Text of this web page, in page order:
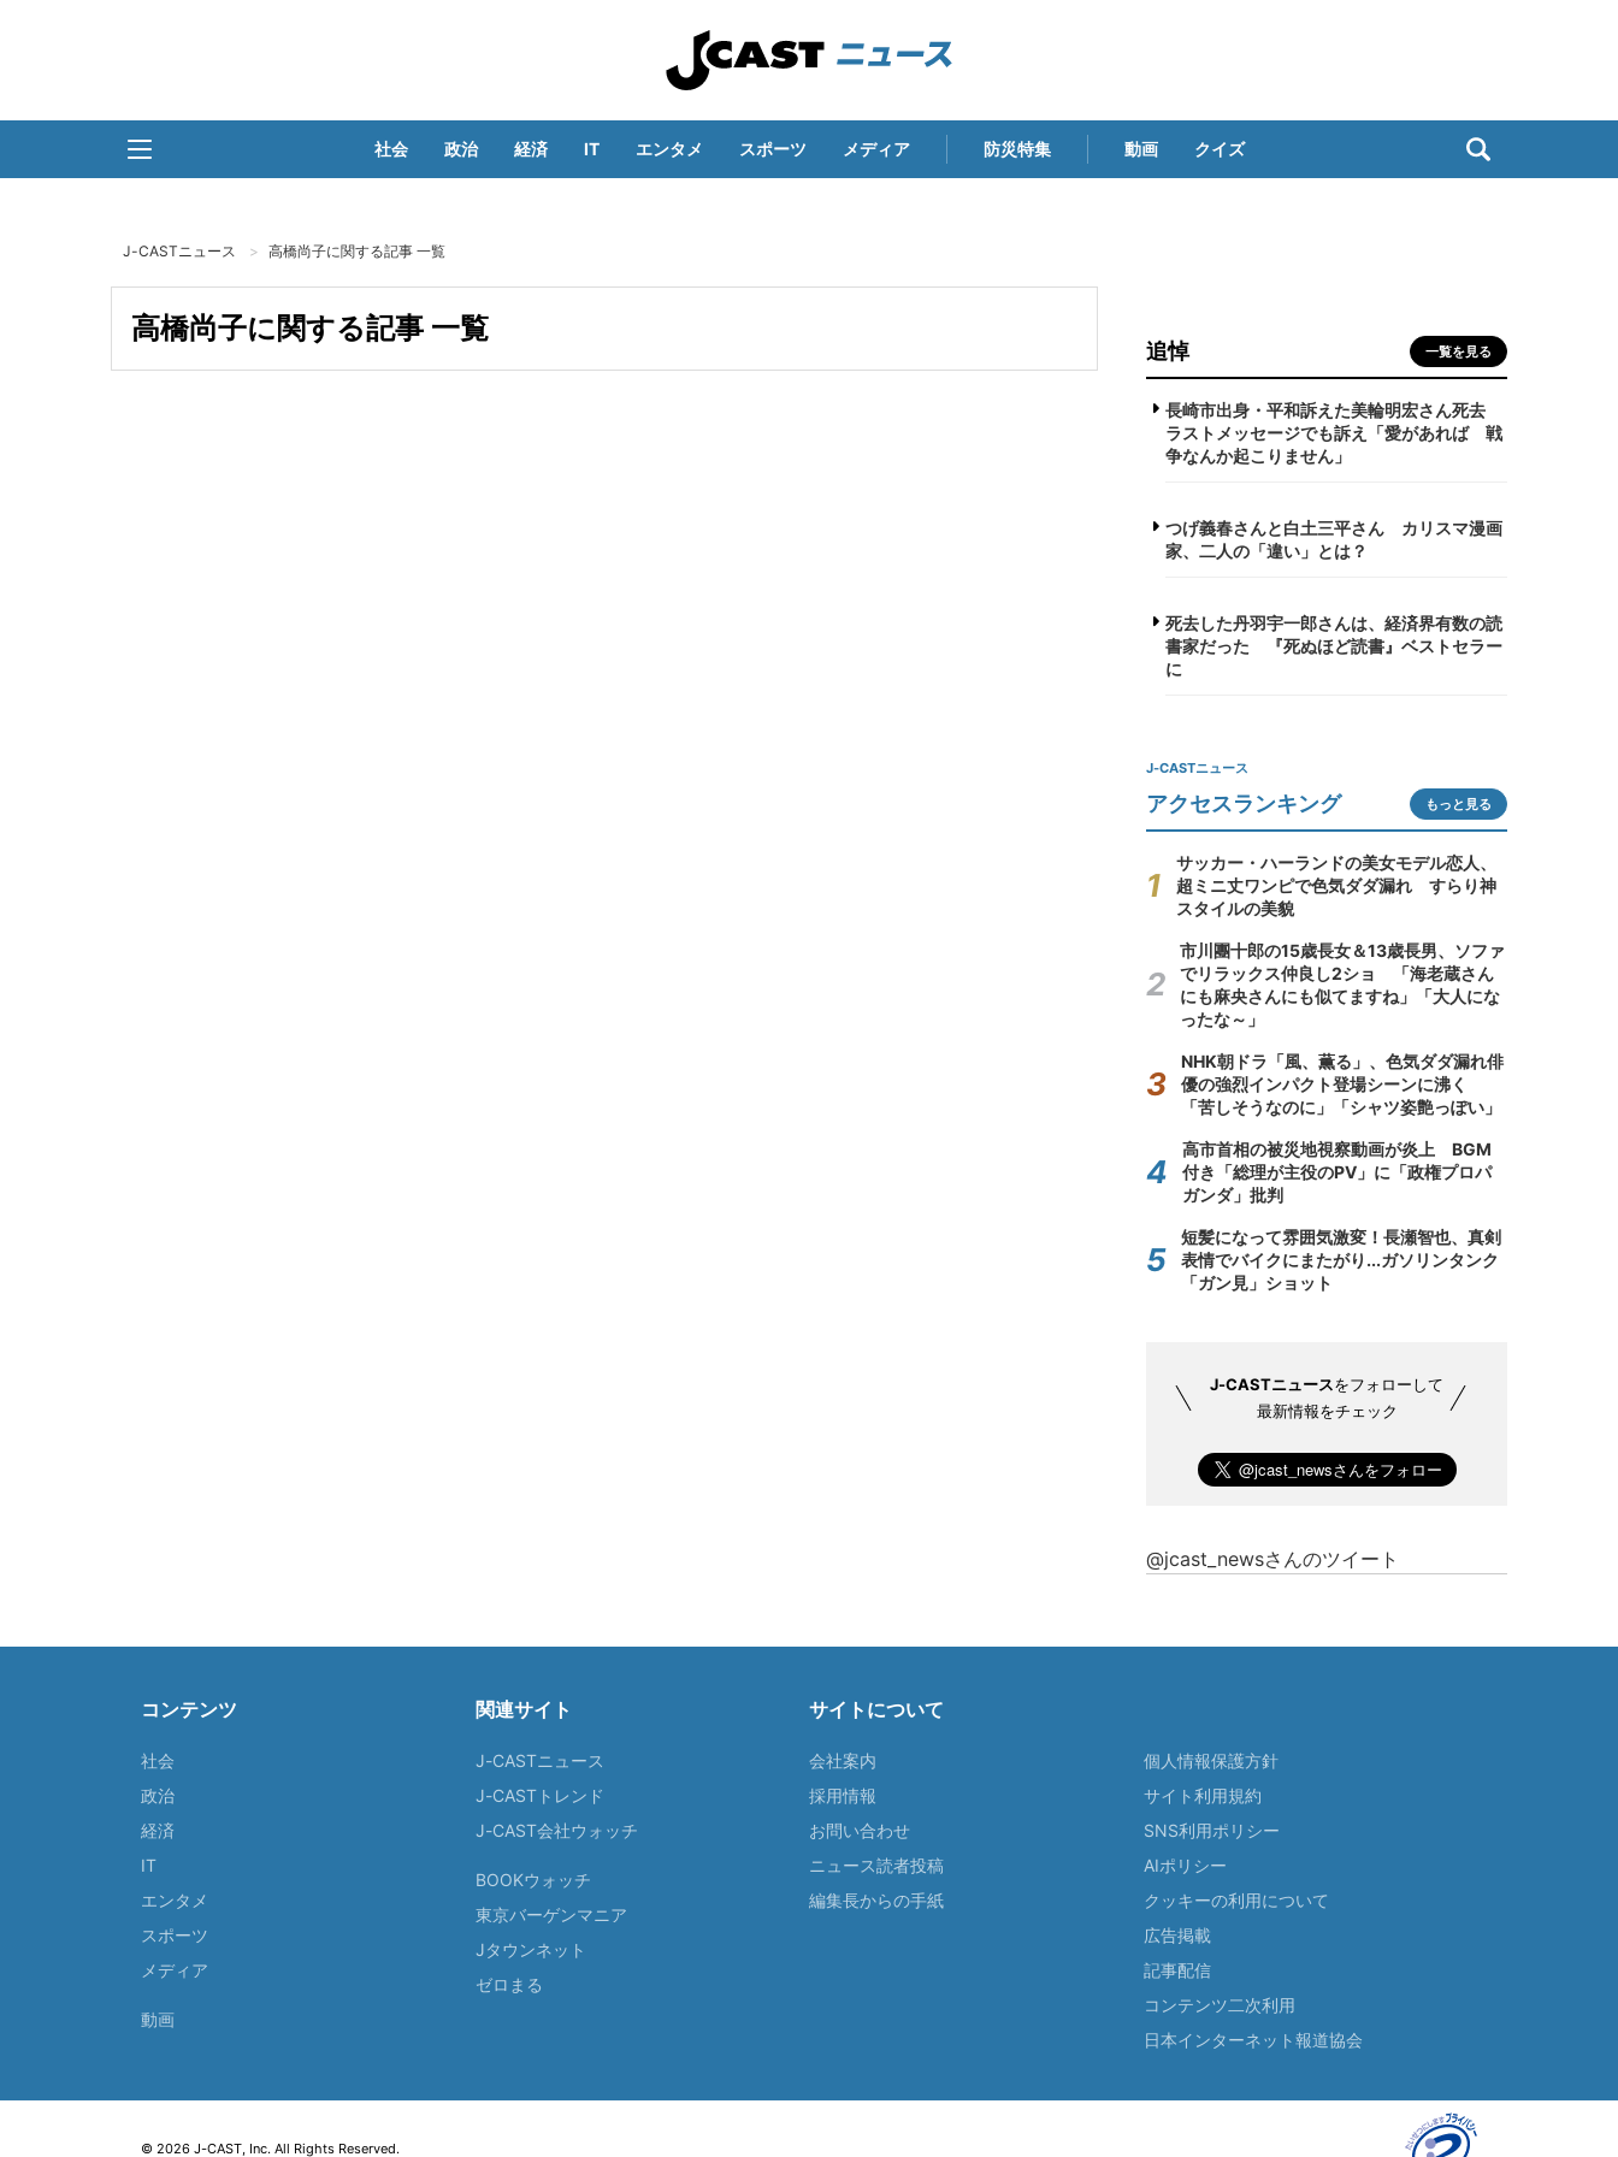
社会 政治 経済 IT エンタメ スポーツ メディア 防災特集 動画 クイズ
J-CASTニュース 高橋尚子に関する記事 一覧
高橋尚子に関する記事 一覧
追悼 一覧を見る
長崎市出身・平和訴えた美輪明宏さん死去
ラストメッセージでも訴え「愛があれば 戦
争なんか起こりません」
つげ義春さんと白土三平さん カリスマ漫画
家、二人の「違い」とは？
死去した丹羽宇一郎さんは、経済界有数の読
書家だった 『死ぬほど読書』ベストセラー
に
J-CASTニュース
アクセスランキング もっと見る
サッカー・ハーランドの美女モデル恋人、
超ミニ丈ワンピで色気ダダ漏れ すらり神
スタイルの美貌
市川團十郎の15歳長女＆13歳長男、ソファ
でリラックス仲良し2ショ 「海老蔵さん
にも麻央さんにも似てますね」「大人にな
ったな～」
NHK朝ドラ「風、薫る」、色気ダダ漏れ俳
優の強烈インパクト登場シーンに沸く
「苦しそうなのに」「シャツ姿艶っぽい」
高市首相の被災地視察動画が炎上 BGM
付き「総理が主役のPV」に「政権プロパ
ガンダ」批判
短髪になって雰囲気激変！長瀬智也、真剣
表情でバイクにまたがり...ガソリンタンク
「ガン見」ショット
J-CASTニュースをフォローして
最新情報をチェック
@jcast_newsさんのツイート
コンテンツ
社会
政治
経済
IT
エンタメ
スポーツ
メディア
動画
関連サイト
J-CASTニュース
J-CASTトレンド
J-CAST会社ウォッチ
BOOKウォッチ
東京バーゲンマニア
Jタウンネット
ゼロまる
サイトについて
会社案内
採用情報
お問い合わせ
ニュース読者投稿
編集長からの手紙
個人情報保護方針
サイト利用規約
SNS利用ポリシー
AIポリシー
クッキーの利用について
広告掲載
記事配信
コンテンツ二次利用
日本インターネット報道協会
© 2026 J-CAST, Inc. All Rights Reserved.